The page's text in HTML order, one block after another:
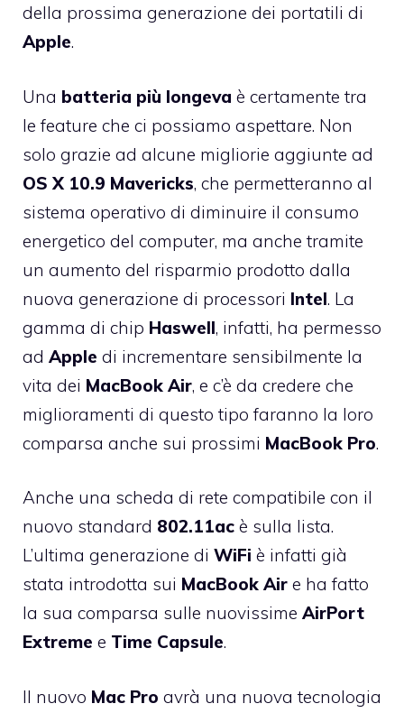
della prossima generazione dei portatili di
Apple.
Una batteria più longeva è certamente tra
le feature che ci possiamo aspettare. Non
solo grazie ad alcune migliorie aggiunte ad
OS X 10.9 Mavericks, che permetteranno al
sistema operativo di diminuire il consumo
energetico del computer, ma anche tramite
un aumento del risparmio prodotto dalla
nuova generazione di processori Intel. La
gamma di chip Haswell, infatti, ha permesso
ad Apple di incrementare sensibilmente la
vita dei MacBook Air, e c’è da credere che
miglioramenti di questo tipo faranno la loro
comparsa anche sui prossimi MacBook Pro.
Anche una scheda di rete compatibile con il
nuovo standard 802.11ac è sulla lista.
L’ultima generazione di WiFi è infatti già
stata introdotta sui MacBook Air e ha fatto
la sua comparsa sulle nuovissime AirPort
Extreme e Time Capsule.
Il nuovo Mac Pro avrà una nuova tecnologia